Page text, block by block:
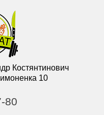
Костянтинович
10
80